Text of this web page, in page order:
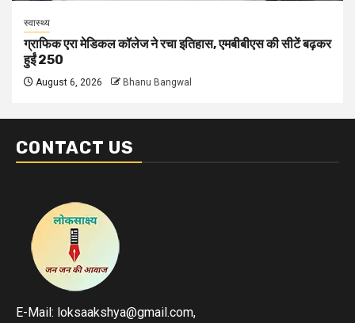
स्वास्थ्य
ग्राफिक एरा मेडिकल कॉलेज ने रचा इतिहास, एमबीबीएस की सीटें बढ़कर
हुईं 250
August 6, 2026 Bhanu Bangwal
CONTACT US
E-Mail: loksaakshya@gmail.com,